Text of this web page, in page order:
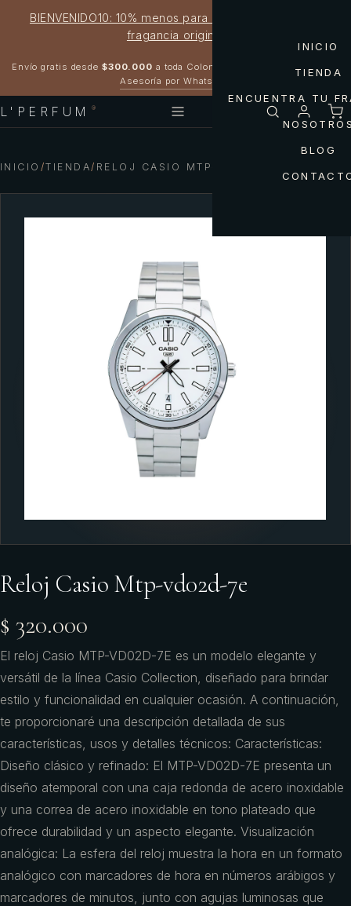
BIENVENIDO10: 10% menos para estrenar tu próxima
fragancia original
Envío gratis desde $300.000 a toda Colombia
Asesoría por WhatsApp
L'PERFUM ®
INICIO
TIENDA
ENCUENTRA TU
BLOG
INICIO /TIENDA/ RELOJ CASIO MTP-VD02D-7E
Reloj Casio Mtp-vd02d-7e
$ 320.000
El reloj Casio MTP-VD02D-7E es un modelo elegante y
versátil de la línea Casio Collection, diseñado para brindar
estilo y funcionalidad en cualquier ocasión. A continuación,
te proporcionaré una descripción detallada de sus
características, usos y detalles técnicos: Características:
Diseño clásico y refinado: El MTP-VD02D-7E presenta un
diseño atemporal con una caja redonda de acero inoxidable
y una correa de acero inoxidable en tono plateado que
ofrece durabilidad y un aspecto elegante. Visualización
analógica: La esfera del reloj muestra la hora en un formato
analógico con marcadores de hora en números arábigos y
marcadores de minutos, junto con agujas luminosas que